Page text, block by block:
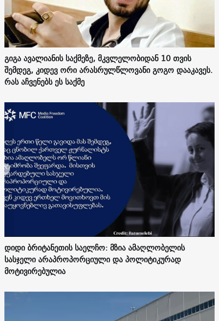
გიგა ავალიანის საქმეზე, მკვლელობიდან 10 თვის
შემდეგ, კიდევ ორი არასრულწლოვანი გოგო დააკავეს.
რას აჩვენებს ეს საქმე
დიდი ბრიტანეთის საელჩო: მზია ამაღლობელის
სასჯელი არაპროპორციული და პოლიტიკურად
მოტივირებულია